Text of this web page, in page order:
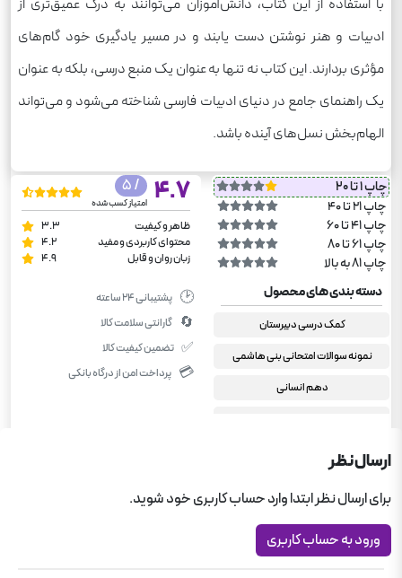
با استفاده از این کتاب، دانش‌آموزان می‌توانند به درک عمیق‌تری از
ادبیات و هنر نوشتن دست یابند و در مسیر یادگیری خود گام‌های
مؤثری بردارند. این کتاب نه تنها به عنوان یک منبع درسی، بلکه به عنوان
یک راهنمای جامع در دنیای ادبیات فارسی شناخته می‌شود و می‌تواند
الهام‌بخش نسل‌های آینده باشد.
چاپ 1 تا 20
چاپ 21 تا 40
چاپ 41 تا 60
چاپ 61 تا 80
چاپ 81 به بالا
4.7
/ 5
امتیاز کسب شده
ظاهر و کیفیت
3.3
محتوای کاربردی و مفید
4.2
زبان روان و قابل
4.9
دسته بندی های محصول
کمک درسی دبیرستان
نمونه سوالات امتحانی بنی هاشمی
دهم انسانی
🕑 پشتیبانی ۲۴ ساعته
🔄 گارانتی سلامت کالا
✅ تضمین کیفیت کالا
💳 پرداخت امن از درگاه بانکی
ارسال نظر
برای ارسال نظر ابتدا وارد حساب کاربری خود شوید.
ورود به حساب کاربری